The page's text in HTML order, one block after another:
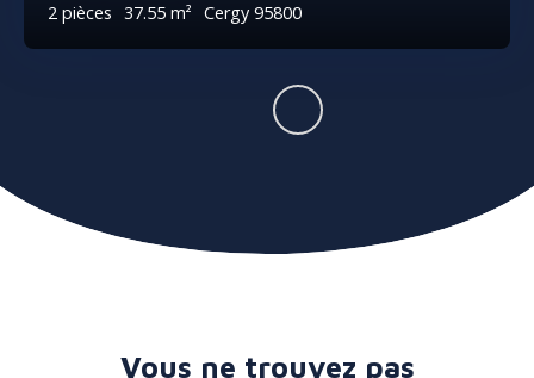
2 pièces 37.55 m² Cergy 95800
Vous ne trouvez pas